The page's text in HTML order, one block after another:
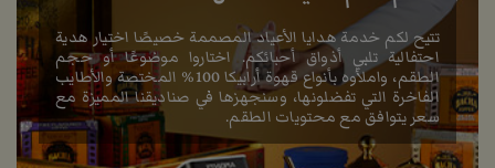
تتيح لكم خدمة هدايا الأعياد المصممة خصيصًا اختيار هدية
احتفالية تلبي أذواق أحبائكم. اختاروا موضوعًا أو حجم
الطقم، واملأوه بأنواع قهوة أرابيكا 100% المختصة والأطايب
الفاخرة التي تفضلونها، وسنجهزها في صناديقنا المميزة مع
سعر يتوافق مع محتويات الطقم.